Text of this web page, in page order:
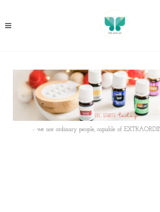
- we are ordinary people, capable of